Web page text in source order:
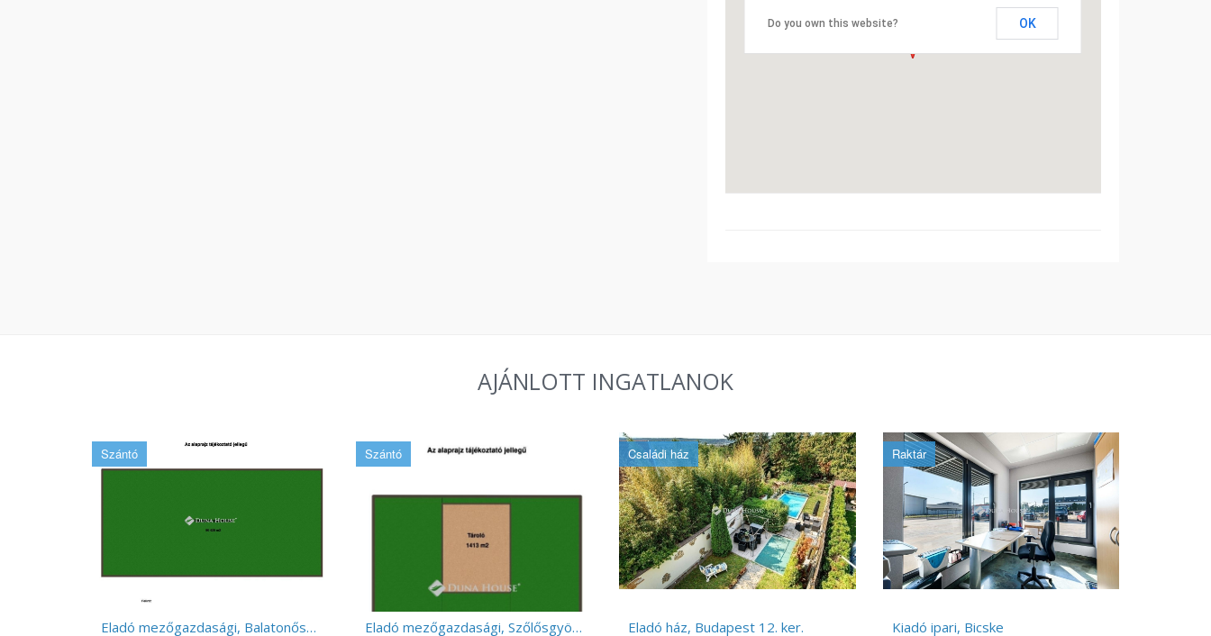
Do you own this website? OK
AJÁNLOTT INGATLANOK
Szántó
Eladó mezőgazdasági, Balatonőszöd
Szántó
Eladó mezőgazdasági, Szőlősgyörök
Családi ház
Eladó ház, Budapest 12. ker.
Raktár
Kiadó ipari, Bicske